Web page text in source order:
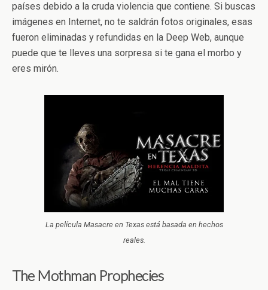
países debido a la cruda violencia que contiene. Si buscas
imágenes en Internet, no te saldrán fotos originales, esas
fueron eliminadas y refundidas en la Deep Web, aunque
puede que te lleves una sorpresa si te gana el morbo y
eres mirón.
La película Masacre en Texas está basada en hechos
reales.
The Mothman Prophecies